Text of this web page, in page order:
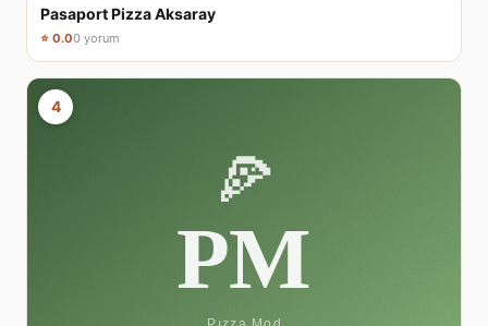
Pasaport Pizza Aksaray
⭐ 0.00 yorum
4